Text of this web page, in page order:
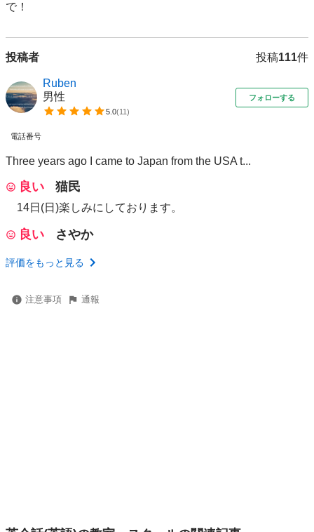
で！
投稿者 投稿111件
Ruben
男性
5.0(11)
フォローする
電話番号
Three years ago I came to Japan from the USA t...
良い 猫民
14日(日)楽しみにしております。
良い さやか
評価をもっと見る
注意事項 通報